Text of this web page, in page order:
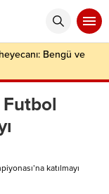
Bengü ve
katılmayı